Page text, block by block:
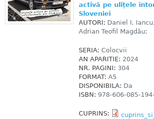
activă pe ulițele
Sloveniei
AUTORI: Daniel I.
Adrian Teofil Magdău;
SERIA: Colocvii
AN APARITIE: 2024
NR. PAGINI: 304
FORMAT: A5
DISPONIBILA: Da
ISBN: 978-606-085-
CUPRINS: